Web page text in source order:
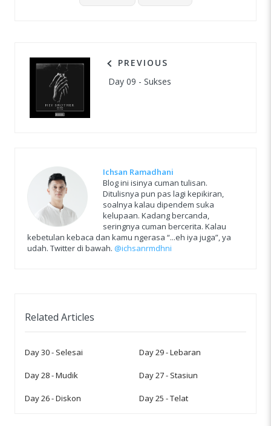
PREVIOUS
Day 09 - Sukses
Ichsan Ramadhani
Blog ini isinya cuman tulisan.
Ditulisnya pun pas lagi kepikiran,
soalnya kalau dipendem suka
kelupaan. Kadang bercanda,
seringnya cuman bercerita. Kalau
kebetulan kebaca dan kamu ngerasa “...eh iya juga”, ya
udah. Twitter di bawah. @ichsanrmdhni
Related Articles
Day 30 - Selesai Day 29 - Lebaran
Day 28 - Mudik Day 27 - Stasiun
Day 26 - Diskon Day 25 - Telat